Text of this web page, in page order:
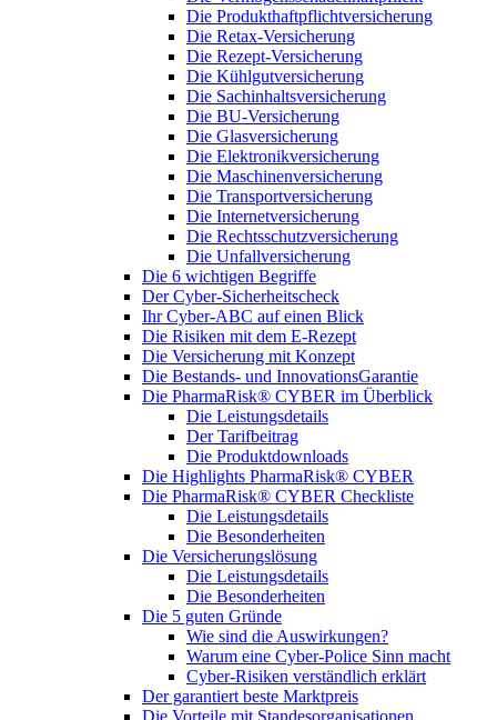
Die Produkthaftpflichtversicherung
Die Retax-Versicherung
Die Rezept-Versicherung
Die Kühlgutversicherung
Die Sachinhaltsversicherung
Die BU-Versicherung
Die Glasversicherung
Die Elektronikversicherung
Die Maschinenversicherung
Die Transportversicherung
Die Internetversicherung
Die Rechtsschutzversicherung
Die Unfallversicherung
Die 6 wichtigen Begriffe
Der Cyber-Sicher­heits­check
Ihr Cyber-ABC auf einen Blick
Die Risiken mit dem E-Rezept
Die Versicherung mit Konzept
Die Bestands- und InnovationsGarantie
Die PharmaRisk® CYBER im Überblick
Die Leistungsdetails
Der Tarifbeitrag
Die Produktdownloads
Die Highlights PharmaRisk® CYBER
Die PharmaRisk® CYBER Checkliste
Die Leistungsdetails
Die Besonderheiten
Die Versicherungslösung
Die Leistungsdetails
Die Besonderheiten
Die 5 guten Gründe
Wie sind die Auswirkungen?
Warum eine Cyber-Police Sinn macht
Cyber-Risiken verständlich erklärt
Der garantiert beste Marktpreis
Die Vorteile mit Standesorganisationen